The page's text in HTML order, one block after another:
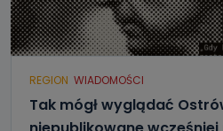
REGION WIADOMOŚCI
Tak mógł wyglądać